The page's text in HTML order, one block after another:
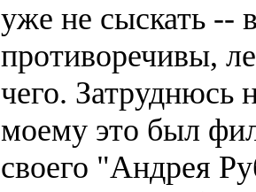
уже не сыскать --
противоречивы,
чего. Затруднюсь
моему это был
своего "Андрея